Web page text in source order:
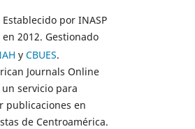
Establecido por INASP
en 2012. Gestionado
y CBUES.
Journals Online
un servicio para
publicaciones en
de Centroamérica.